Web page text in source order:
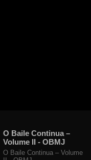
O Baile Continua –
Volume II - OBMJ
O Baile Continua – Volume